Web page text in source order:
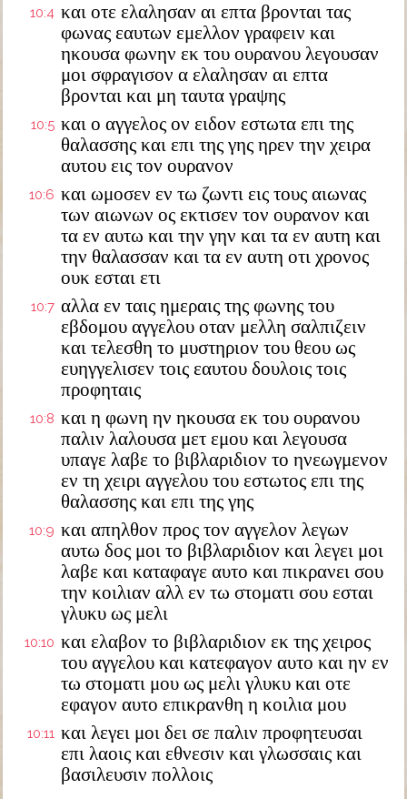
10:4 και οτε ελαλησαν αι επτα βρονται τας
φωνας εαυτων εμελλον γραφειν και
ηκουσα φωνην εκ του ουρανου λεγουσαν
μοι σφραγισον α ελαλησαν αι επτα
βρονται και μη ταυτα γραψης
10:5 και ο αγγελος ον ειδον εστωτα επι της
θαλασσης και επι της γης ηρεν την χειρα
αυτου εις τον ουρανον
10:6 και ωμοσεν εν τω ζωντι εις τους αιωνας
των αιωνων ος εκτισεν τον ουρανον και
τα εν αυτω και την γην και τα εν αυτη και
την θαλασσαν και τα εν αυτη οτι χρονος
ουκ εσται ετι
10:7 αλλα εν ταις ημεραις της φωνης του
εβδομου αγγελου οταν μελλη σαλπιζειν
και τελεσθη το μυστηριον του θεου ως
ευηγγελισεν τοις εαυτου δουλοις τοις
προφηταις
10:8 και η φωνη ην ηκουσα εκ του ουρανου
παλιν λαλουσα μετ εμου και λεγουσα
υπαγε λαβε το βιβλαριδιον το ηνεωγμενον
εν τη χειρι αγγελου του εστωτος επι της
θαλασσης και επι της γης
10:9 και απηλθον προς τον αγγελον λεγων
αυτω δος μοι το βιβλαριδιον και λεγει μοι
λαβε και καταφαγε αυτο και πικρανει σου
την κοιλιαν αλλ εν τω στοματι σου εσται
γλυκυ ως μελι
10:10 και ελαβον το βιβλαριδιον εκ της χειρος
του αγγελου και κατεφαγον αυτο και ην εν
τω στοματι μου ως μελι γλυκυ και οτε
εφαγον αυτο επικρανθη η κοιλια μου
10:11 και λεγει μοι δει σε παλιν προφητευσαι
επι λαοις και εθνεσιν και γλωσσαις και
βασιλευσιν πολλοις